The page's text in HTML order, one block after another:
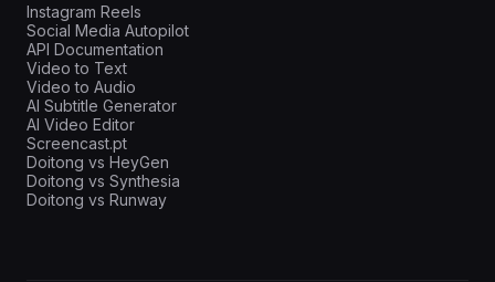
Instagram Reels
Social Media Autopilot
API Documentation
Video to Text
Video to Audio
AI Subtitle Generator
AI Video Editor
Screencast.pt
Doitong vs HeyGen
Doitong vs Synthesia
Doitong vs Runway